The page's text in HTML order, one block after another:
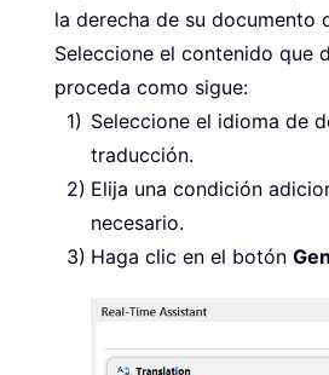
la derecha de su documento
Seleccione el contenido que
proceda como sigue:
Seleccione el idioma de
traducción.
Elija una condición
necesario.
Haga clic en el botón